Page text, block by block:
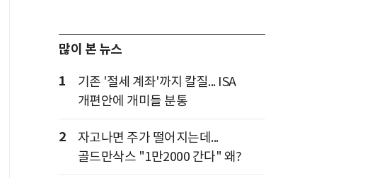
많이 본 뉴스
1
기존 '절세 계좌'까지 칼질... ISA
개편안에 개미들 분통
2
자고나면 주가 떨어지는데...
골드만삭스 "1만2000 간다" 왜?